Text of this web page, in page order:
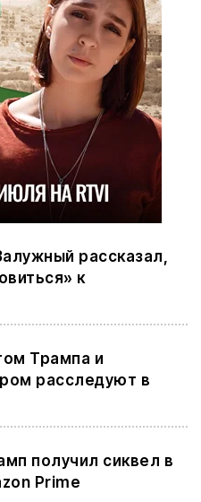
рассказал,
к
Трампа и
расследуют в
получил сиквел в
Prime